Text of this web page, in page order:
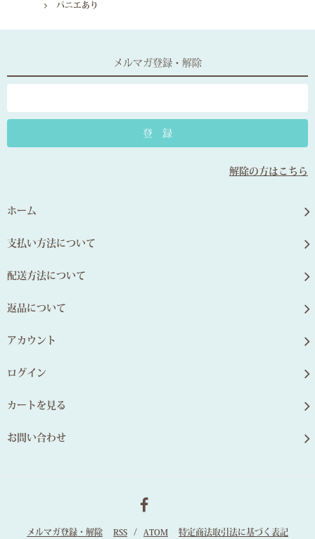
パニエあり
メルマガ登録・解除
解除の方はこちら
ホーム
支払い方法について
配送方法について
返品について
アカウント
ログイン
カートを見る
お問い合わせ
メルマガ登録・解除 RSS / ATOM 特定商法取引法に基づく表記